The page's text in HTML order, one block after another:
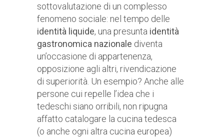
sottovalutazione di un complesso
fenomeno sociale: nel tempo delle
identità liquide, una presunta identità
gastronomica nazionale diventa
un’occasione di appartenenza,
opposizione agli altri, rivendicazione
di superiorità. Un esempio? Anche alle
persone cui repelle l’idea che i
tedeschi siano orribili, non ripugna
affatto catalogare la cucina tedesca
(o anche ogni altra cucina europea)